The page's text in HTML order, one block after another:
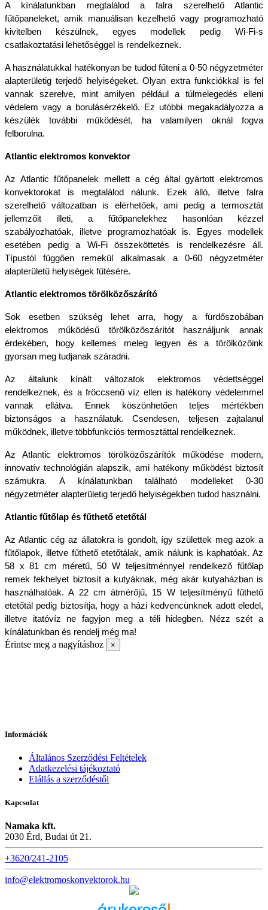
A kínálatunkban megtalálod a falra szerelhető Atlantic
fűtőpaneleket, amik manuálisan kezelhető vagy programozható
kivitelben készülnek, egyes modellek pedig Wi-Fi-s
csatlakoztatási lehetőséggel is rendelkeznek.
A használatukkal hatékonyan be tudod fűteni a 0-50 négyzetméter
alapterületig terjedő helyiségeket. Olyan extra funkciókkal is fel
vannak szerelve, mint amilyen például a túlmelegedés elleni
védelem vagy a borulásérzékelő. Ez utóbbi megakadályozza a
készülék további működését, ha valamilyen oknál fogva
felborulna.
Atlantic elektromos konvektor
Az Atlantic fűtőpanelek mellett a cég által gyártott elektromos
konvektorokat is megtalálod nálunk. Ezek álló, illetve falra
szerelhető változatban is elérhetőek, ami pedig a termosztát
jellemzőit illeti, a fűtőpanelekhez hasonlóan kézzel
szabályozhatóak, illetve programozhatóak is. Egyes modellek
esetében pedig a Wi-Fi összeköttetés is rendelkezésre áll.
Típustól függően remekül alkalmasak a 0-60 négyzetméter
alapterületű helyiségek fűtésére.
Atlantic elektromos törölközőszárító
Sok esetben szükség lehet arra, hogy a fürdőszobában
elektromos működésű törölközőszárítót használjunk annak
érdekében, hogy kellemes meleg legyen és a törölközőink
gyorsan meg tudjanak száradni.
Az általunk kínált változatok elektromos védettséggel
rendelkeznek, és a fröccsenő víz ellen is hatékony védelemmel
vannak ellátva. Ennek köszönhetően teljes mértékben
biztonságos a használatuk. Csendesen, teljesen zajtalanul
működnek, illetve többfunkciós termosztáttal rendelkeznek.
Az Atlantic elektromos törölközőszárítók működése modern,
innovatív technológián alapszik, ami hatékony működést biztosít
számukra. A kínálatunkban található modelleket 0-30
négyzetméter alapterületig terjedő helyiségekben tudod használni.
Atlantic fűtőlap és fűthető etetőtál
Az Atlantic cég az állatokra is gondolt, így születtek meg azok a
fűtőlapok, illetve fűthető etetőtálak, amik nálunk is kaphatóak. Az
58 x 81 cm méretű, 50 W teljesítménnyel rendelkező fűtőlap
remek fekhelyet biztosít a kutyáknak, még akár kutyaházban is
használhatóak. A 22 cm átmérőjű, 15 W teljesítményű fűthető
etetőtál pedig biztosítja, hogy a házi kedvencünknek adott eledel,
illetve itatóvíz ne fagyjon meg a téli hidegben. Nézz szét a
kínálatunkban és rendelj még ma!
Érintse meg a nagyításhoz ×
Információk
Általános Szerződési Feltételek
Adatkezelési tájékoztató
Elállás a szerződéstől
Kapcsolat
Namaka kft.
2030 Érd, Budai út 21.
+3620/241-2105
info@elektromoskonvektorok.hu